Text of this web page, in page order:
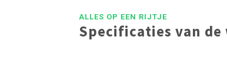
ALLES OP EEN RIJTJE
Specificaties van de